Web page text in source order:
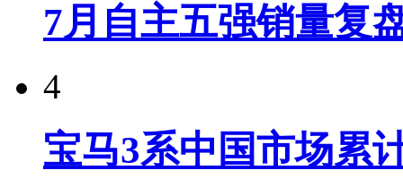
7月自主五强销量复
4
宝马3系中国市场累